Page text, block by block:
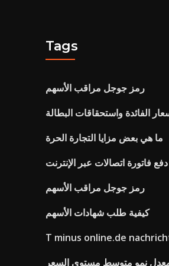
Tags
رمز جوجل مراقب الأسهم
الفائدة واستحقاقات البطالة
ما هي بعض مزايا التجارة الحرة
فاتورة اتصالات عبر الإنترنت
رمز جوجل مراقب الأسهم
كيفية طلب شهادات الأسهم
T minus online.de
نمو متوسط ​​مستوى السعر